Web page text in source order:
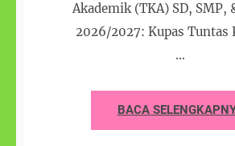
Akademik (TKA) SD, SMP,
2026/2027: Kupas
…
BACA